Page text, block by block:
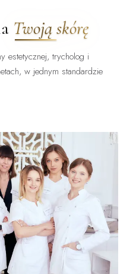
Twoją skórę
estetycznej, trycholog i
w jednym standardzie